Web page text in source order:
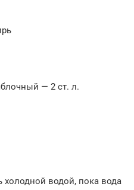
— 2 ст. л.
водой, пока вода